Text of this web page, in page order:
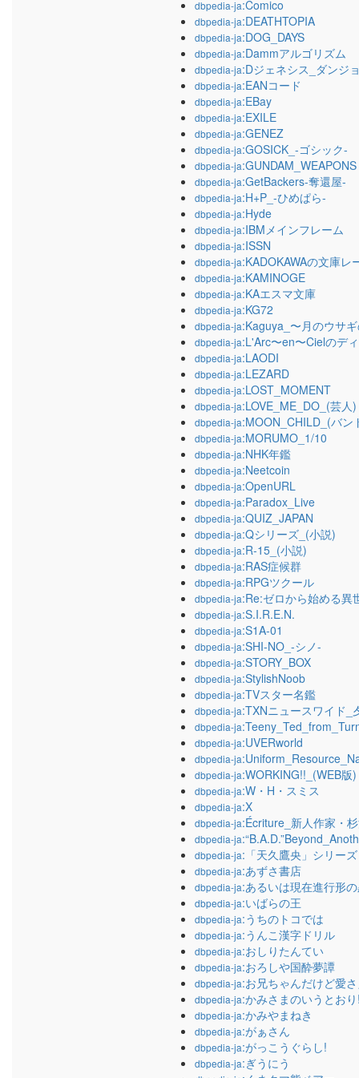
dbpedia-ja:Comico
dbpedia-ja:DEATHTOPIA
dbpedia-ja:DOG_DAYS
dbpedia-ja:Dammアルゴリズム
dbpedia-ja:Dジェネシス_ダンジ
dbpedia-ja:EANコード
dbpedia-ja:EBay
dbpedia-ja:EXILE
dbpedia-ja:GENEZ
dbpedia-ja:GOSICK_-ゴシック-
dbpedia-ja:GUNDAM_WEAPONS
dbpedia-ja:GetBackers-奪還屋-
dbpedia-ja:H+P_-ひめぱら-
dbpedia-ja:Hyde
dbpedia-ja:IBMメインフレーム
dbpedia-ja:ISSN
dbpedia-ja:KADOKAWAの文庫レ
dbpedia-ja:KAMINOGE
dbpedia-ja:KAエスマ文庫
dbpedia-ja:KG72
dbpedia-ja:Kaguya_〜月のウサ
dbpedia-ja:L'Arc〜en〜Cielのデ
dbpedia-ja:LAODI
dbpedia-ja:LEZARD
dbpedia-ja:LOST_MOMENT
dbpedia-ja:LOVE_ME_DO_(芸人)
dbpedia-ja:MOON_CHILD_(バン
dbpedia-ja:MORUMO_1/10
dbpedia-ja:NHK年鑑
dbpedia-ja:Neetcoin
dbpedia-ja:OpenURL
dbpedia-ja:Paradox_Live
dbpedia-ja:QUIZ_JAPAN
dbpedia-ja:Qシリーズ_(小説)
dbpedia-ja:R-15_(小説)
dbpedia-ja:RAS症候群
dbpedia-ja:RPGツクール
dbpedia-ja:Re:ゼロから始める異
dbpedia-ja:S.I.R.E.N.
dbpedia-ja:S1A-01
dbpedia-ja:SHI-NO_-シノ-
dbpedia-ja:STORY_BOX
dbpedia-ja:StylishNoob
dbpedia-ja:TVスター名鑑
dbpedia-ja:TXNニュースワイド_
dbpedia-ja
dbpedia-ja:UVERworld
dbpedia-ja
dbpedia-ja:WORKING!!_(WEB版)
dbpedia-ja:W・H・スミス
dbpedia-ja:X
dbpedia-ja:Écriture_新人作家・
dbpedia-ja
dbpedia-ja:「天久鷹央」シリーズ
dbpedia-ja:あずさ書店
dbpedia-ja:あるいは現在進行形
dbpedia-ja:いばらの王
dbpedia-ja:うちのトコでは
dbpedia-ja:うんこ漢字ドリル
dbpedia-ja:おしりたんてい
dbpedia-ja:おろしや国酔夢譚
dbpedia-ja:お兄ちゃんだけど愛
dbpedia-ja:かみさまのいうとお
dbpedia-ja:かみやまねき
dbpedia-ja:がぁさん
dbpedia-ja:がっこうぐらし!
dbpedia-ja:ぎうにう